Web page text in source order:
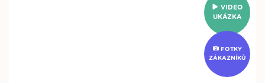
VIDEO
UKÁZKA
FOTKY
ZÁKAZNÍKŮ